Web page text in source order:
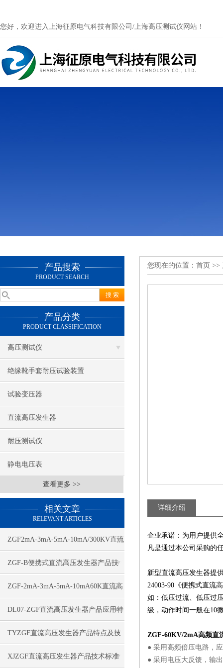
您好，欢迎进入上海征原电气科技有限公司/上海高压测试仪网站！
产品搜索
PRODUCT SEARCH
产品分类
PRODUCT CLASSIFICATION
高压测试仪
绝缘靴手套耐压试验装置
试验变压器
直流高压发生器
耐压测试仪
静电电压表
查看更多 >>
相关文章
RELEVANT ARTICLES
ZGF2mA-3mA-5mA-10mA/300KV直流
高压发生器应用特点
ZGF-B便携式直流高压发生器产品技
术特点
ZGF-2mA-3mA-5mA-10mA60K直流高
压发生器技术特点
DL07-ZGF直流高压发生器产品应用特
点
TYZGF直流高压发生器产品特点及技
术指标
XJZGF直流高压发生器产品技术标准
您现在的位置： 首页 >>
详细介绍
企业承诺：为用户提供
凡是通过本公司采购的
新型直流高压发生器提
24003-90《便携式直流
如：低压过流、低压过
级，动作时间一般在10
ZGF-60KV/2mA高频直
● 采用高频倍压电路，
● 采用电压大反馈，输